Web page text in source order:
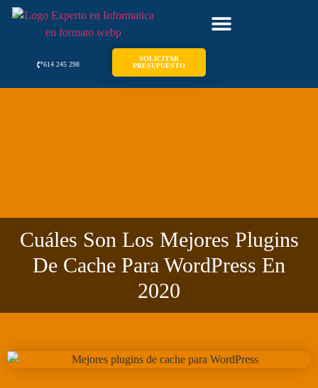
614 245 298
SOLICITAR
PRESUPUESTO
Cuáles Son Los Mejores Plugins
De Cache Para WordPress En
2020